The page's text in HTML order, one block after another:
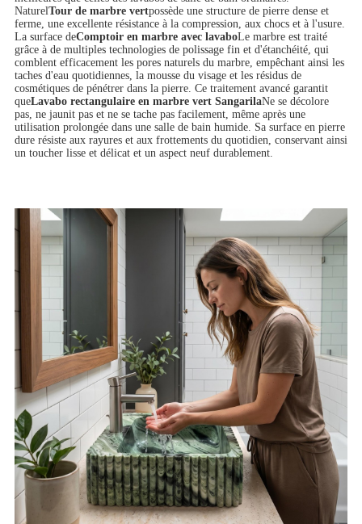
NaturelTour de marbre vertpossède une structure de pierre dense et
ferme, une excellente résistance à la compression, aux chocs et à l'usure.
La surface deComptoir en marbre avec lavaboLe marbre est traité
grâce à de multiples technologies de polissage fin et d'étanchéité, qui
comblent efficacement les pores naturels du marbre, empêchant ainsi les
taches d'eau quotidiennes, la mousse du visage et les résidus de
cosmétiques de pénétrer dans la pierre. Ce traitement avancé garantit
queLavabo rectangulaire en marbre vert SangarilaNe se décolore
pas, ne jaunit pas et ne se tache pas facilement, même après une
utilisation prolongée dans une salle de bain humide. Sa surface en pierre
dure résiste aux rayures et aux frottements du quotidien, conservant ainsi
un toucher lisse et délicat et un aspect neuf durablement.